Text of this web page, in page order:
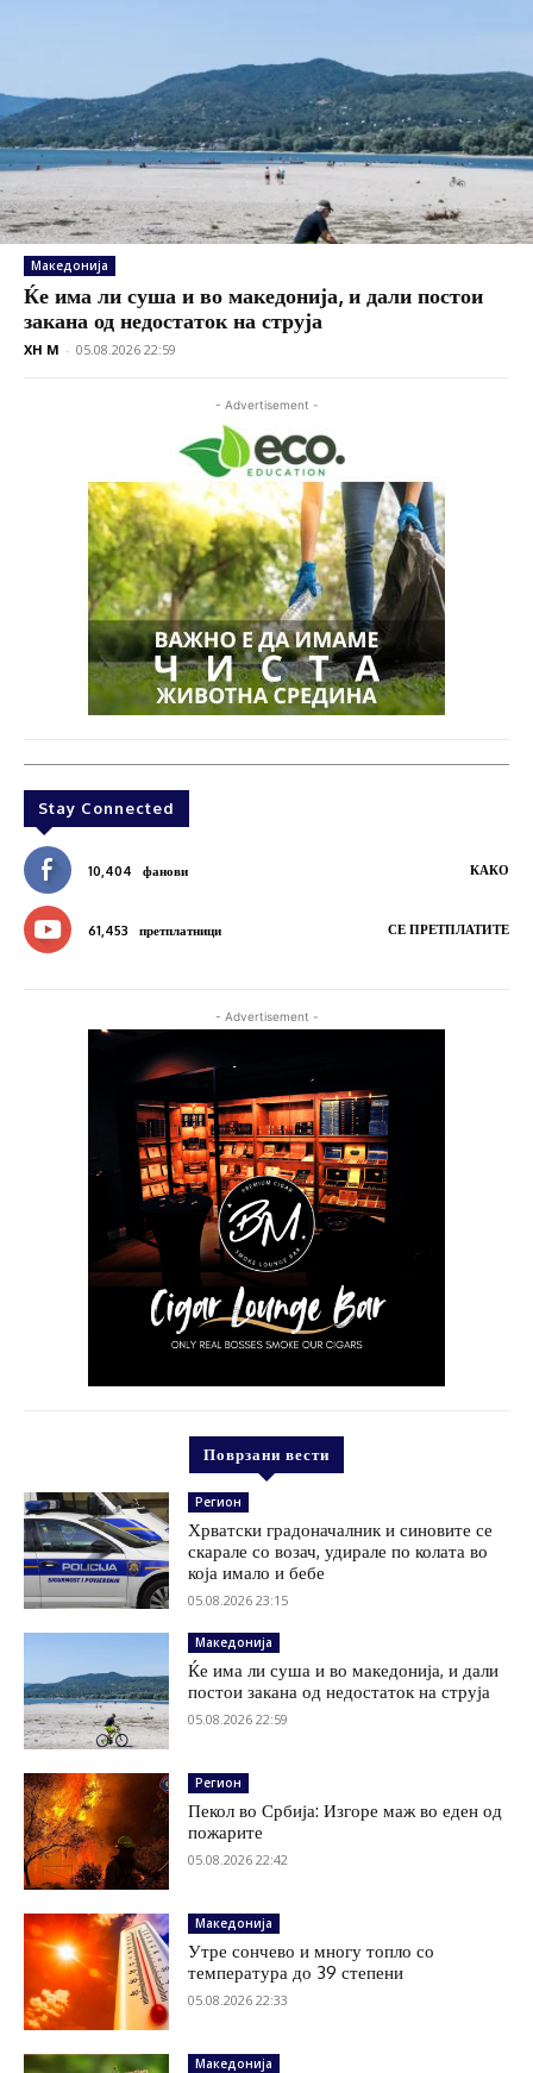
Македонија
Ќе има ли суша и во македонија, и дали постои
закана од недостаток на струја
XH M - 05.08.2026 22:59
- Advertisement -
Stay Connected
10,404 фанови КАКО
61,453 претплатници СЕ ПРЕТПЛАТИТЕ
- Advertisement -
Поврзани вести
Регион
Хрватски градоначалник и синовите се
скарале со возач, удирале по колата во
која имало и бебе
05.08.2026 23:15
Македонија
Ќе има ли суша и во македонија, и дали
постои закана од недостаток на струја
05.08.2026 22:59
Регион
Пекол во Србија: Изгоре маж во еден од
пожарите
05.08.2026 22:42
Македонија
Утре сончево и многу топло со
температура до 39 степени
05.08.2026 22:33
Македонија